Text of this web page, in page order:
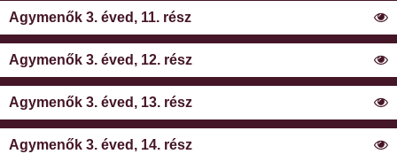
Agymenők 3. éved, 11. rész
Agymenők 3. éved, 12. rész
Agymenők 3. éved, 13. rész
Agymenők 3. éved, 14. rész